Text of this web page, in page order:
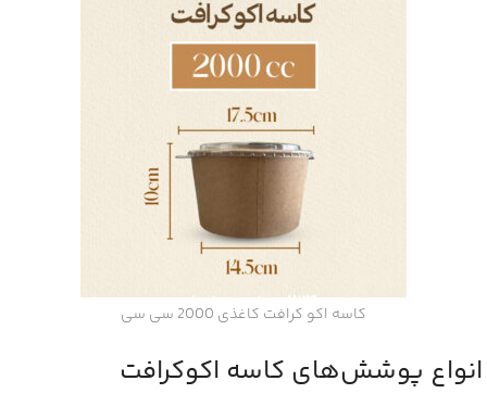
کاسه اکو کرافت کاغذی 2000 سی سی
انواع پوشش‌های کاسه اکوکرافت